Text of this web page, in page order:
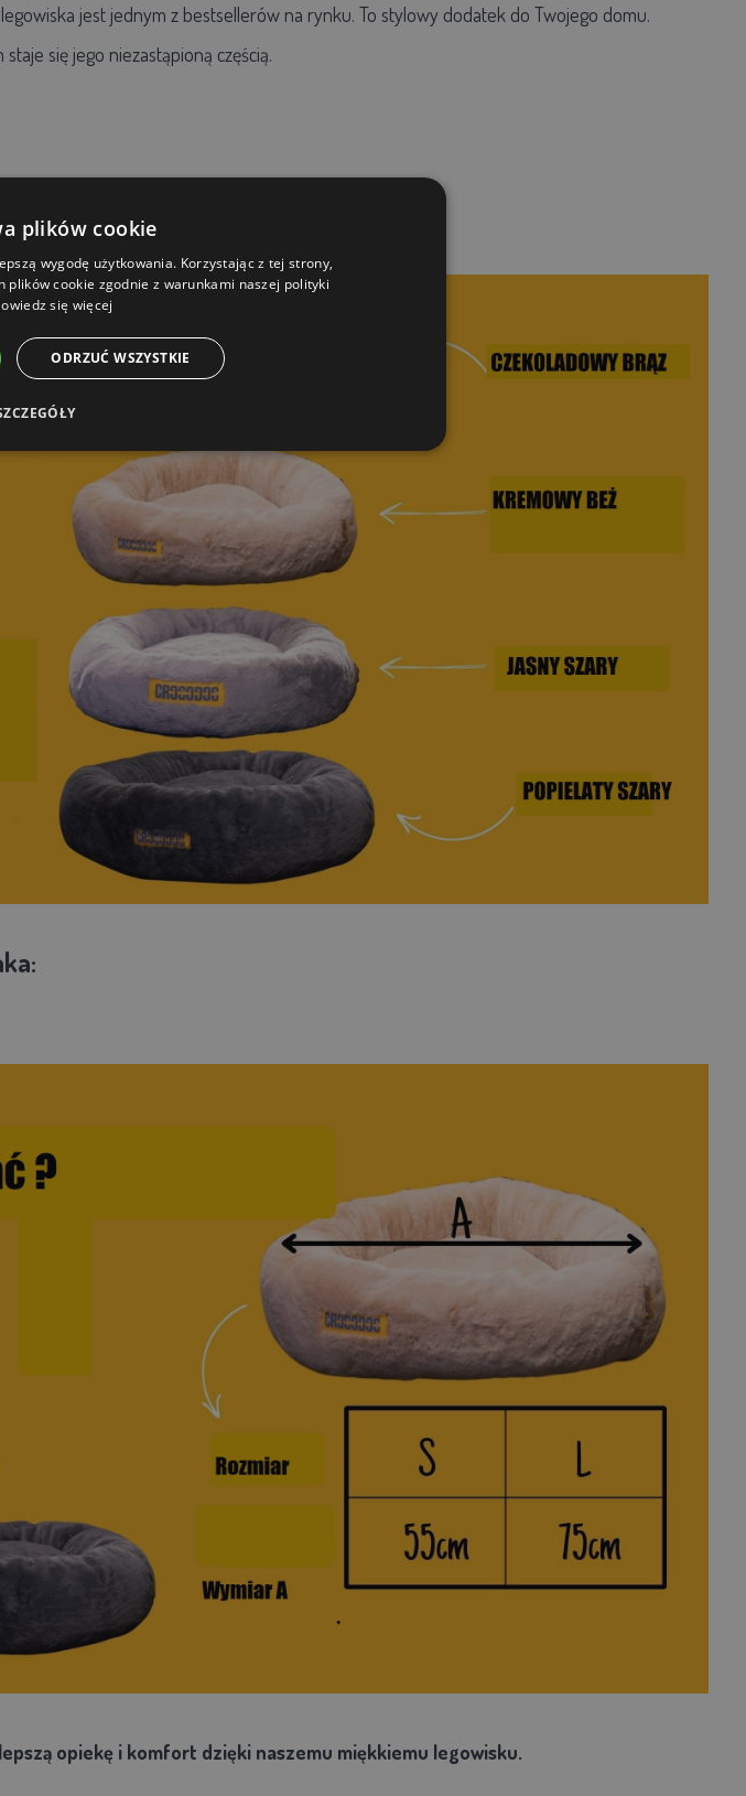
jest jednym z bestsellerów na rynku. To stylowy dodatek do Twojego domu.
się jego niezastąpioną częścią.
opiekę i komfort dzięki naszemu miękkiemu legowisku.
plików cookie
wygodę użytkowania. Korzystając z tej strony,
plików cookie zgodnie z warunkami naszej polityki
się więcej
ODRZUĆ WSZYSTKIE